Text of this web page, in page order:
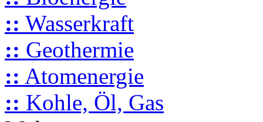
:: Wasserkraft
:: Geothermie
:: Atomenergie
:: Kohle, Öl, Gas